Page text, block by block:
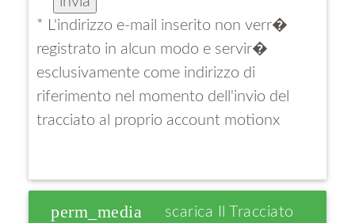
* L'indirizzo e-mail inserito non verr�
registrato in alcun modo e servir�
esclusivamente come indirizzo di
riferimento nel momento dell'invio del
tracciato al proprio account motionx
perm_media Scarica Il Tracciato